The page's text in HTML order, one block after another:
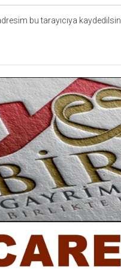
bu tarayıcıya kaydedilsin.